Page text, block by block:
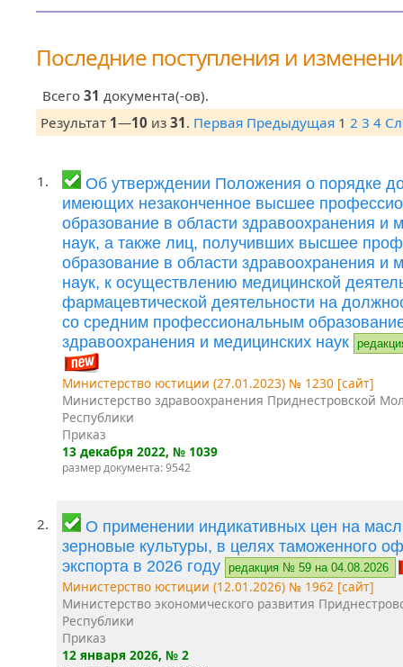
Последние поступления и
Всего 31 документа(-ов).
Результат 1—10 из 31. Первая Предыдущая 1 2 3 4
1.
Об утверждении Положения о порядке
имеющих незаконченное высшее
образование в области здравоохранения и
наук, а также лиц, получивших высшее
образование в области здравоохранения и
наук, к осуществлению медицинской
фармацевтической деятельности на
со средним профессиональным
здравоохранения и медицинских наук
Министерство юстиции (27.01.2023) № 1230 [сайт]
Министерство здравоохранения Приднестровской
Республики
Приказ
13 декабря 2022, № 1039
размер документа: 9542
2.
О применении индикативных цен на
зерновые культуры, в целях таможенного
экспорта в 2026 году
редакция № 59 на 04.08.2026
Министерство юстиции (12.01.2026) № 1962 [сайт]
Министерство экономического развития
Республики
Приказ
12 января 2026, № 2